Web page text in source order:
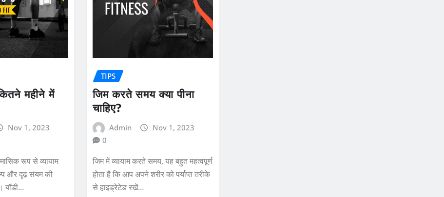
महीने में
Nov 1, 2023
रूप से व्यायाम
और दृढ़ संयम की
बॉडी…
TIPS
जिम करते समय क्या पीना
चाहिए?
Admin
Nov 1, 2023
0
जिम में व्यायाम करते समय, यह बहुत महत्वपूर्ण
होता है कि आप अपने शरीर को पर्याप्त तरीके
से हाइड्रेटेड रखें…